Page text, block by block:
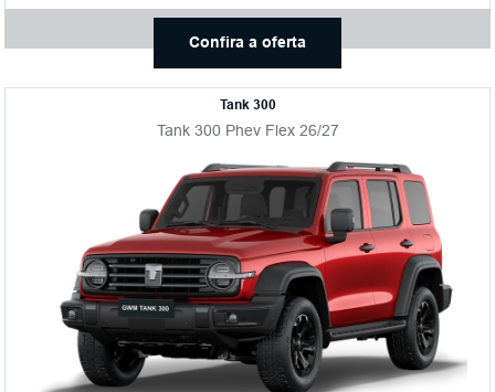
Confira a oferta
Tank 300
Tank 300 Phev Flex 26/27